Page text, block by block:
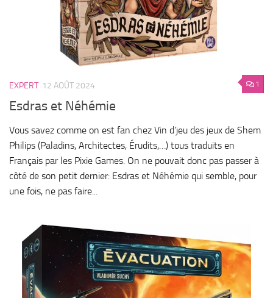
1
EXPERT 12 AOÛT 2024
Esdras et Néhémie
Vous savez comme on est fan chez Vin d’jeu des jeux de Shem
Philips (Paladins, Architectes, Érudits,…) tous traduits en
Français par les Pixie Games. On ne pouvait donc pas passer à
côté de son petit dernier: Esdras et Néhémie qui semble, pour
une fois, ne pas faire...